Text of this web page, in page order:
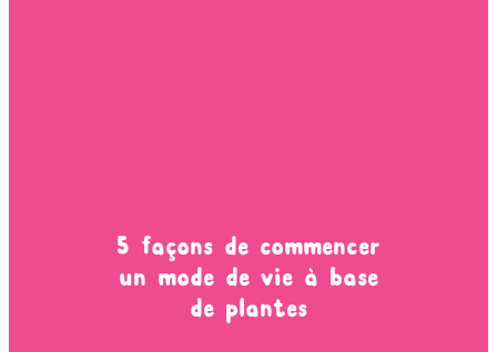
5 façons de commencer
un mode de vie à base
de plantes